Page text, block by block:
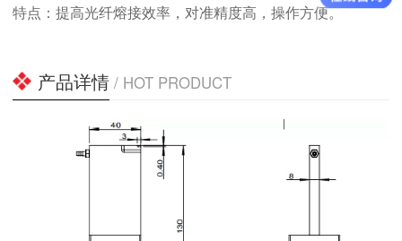
特点：提高光纤熔接效率，对准精度高，操作方便。
产品详情 / HOT PRODUCT